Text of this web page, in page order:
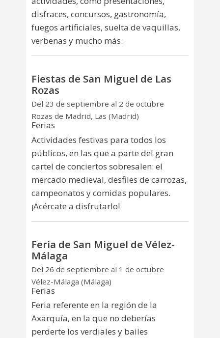
disfraces, concursos, gastronomía,
fuegos artificiales, suelta de vaquillas,
verbenas y mucho más.
Fiestas de San Miguel de Las
Rozas
Del 23 de septiembre al 2 de octubre
Rozas de Madrid, Las (Madrid)
Ferias
Actividades festivas para todos los
públicos, en las que a parte del gran
cartel de conciertos sobresalen: el
mercado medieval, desfiles de carrozas,
campeonatos y comidas populares.
¡Acércate a disfrutarlo!
Feria de San Miguel de Vélez-
Málaga
Del 26 de septiembre al 1 de octubre
Vélez-Málaga (Málaga)
Ferias
Feria referente en la región de la
Axarquía, en la que no deberías
perderte los verdiales y bailes